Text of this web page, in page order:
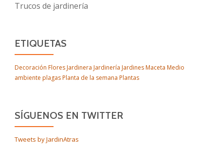
Trucos de jardinería
ETIQUETAS
Decoración FloresJardinera Jardinería JardinesMaceta Medio
ambiente plagasPlanta de la semana Plantas
SÍGUENOS EN TWITTER
Tweets by JardinAtras